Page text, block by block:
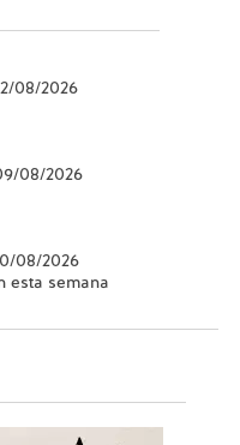
08/2026
08/2026
08/2026
esta semana